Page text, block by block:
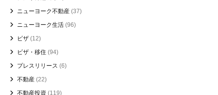
ニューヨーク不動産 (37)
ニューヨーク生活 (96)
ビザ (12)
ビザ・移住 (94)
プレスリリース (6)
不動産 (22)
不動産投資 (119)